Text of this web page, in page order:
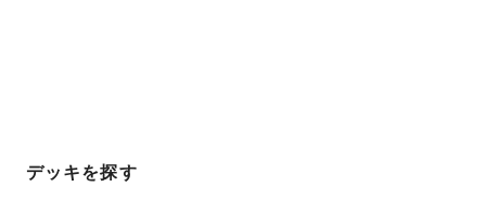
デッキを探す